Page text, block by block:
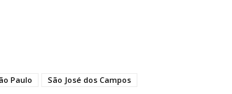
Paulo
São José dos Campos